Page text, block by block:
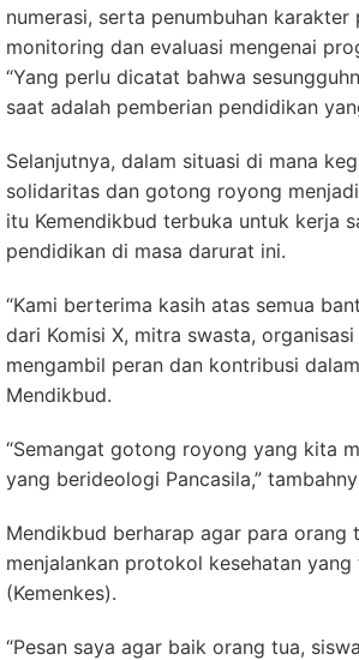
numerasi, serta penumbuhan
monitoring dan evaluasi mengenai
“Yang perlu dicatat bahwa
saat adalah pemberian pendidikan
Selanjutnya, dalam situasi di mana
solidaritas dan gotong royong
itu Kemendikbud terbuka untuk kerja
pendidikan di masa darurat ini.
“Kami berterima kasih atas semua
dari Komisi X, mitra swasta,
mengambil peran dan kontribusi
Mendikbud.
“Semangat gotong royong yang kita
yang berideologi Pancasila,”
Mendikbud berharap agar para
menjalankan protokol kesehatan
(Kemenkes).
“Pesan saya agar baik orang tua,